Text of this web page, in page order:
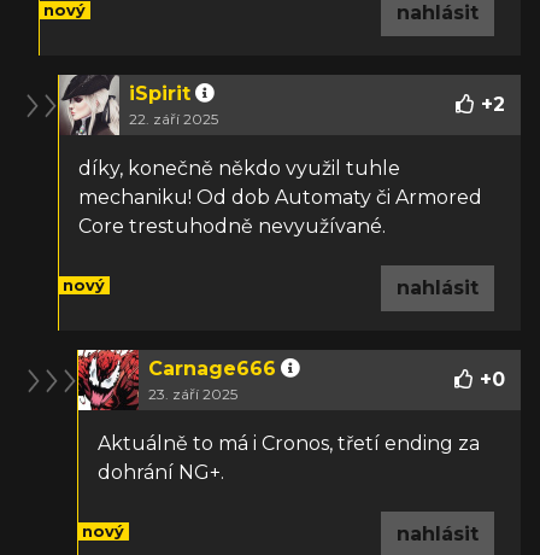
nový nahlásit
iSpirit
22. září 2025
+2
díky, konečně někdo využil tuhle
mechaniku! Od dob Automaty či Armored
Core trestuhodně nevyužívané.
nový nahlásit
Carnage666
23. září 2025
+0
Aktuálně to má i Cronos, třetí ending za
dohrání NG+.
nový nahlásit